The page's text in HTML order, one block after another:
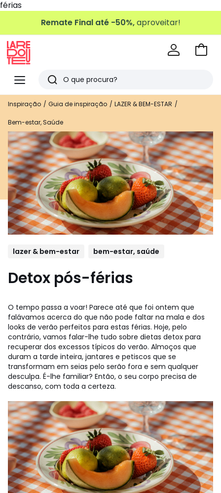
férias
Remate Final até -50%,aproveitar!
Menu
Redoute
Pesquisar
Últimos
vistos
Ir
Inspiração Guia de inspiração LAZER & BEM-ESTAR
Bem-estar, Saúde
lazer & bem-estar bem-estar, saúde
Detox pós-férias
O tempo passa a voar! Parece até que foi ontem que
falávamos acerca do que não pode faltar na mala e dos
looks de verão perfeitos para estas férias. Hoje, pelo
contrário, vamos falar-lhe tudo sobre dietas detox para
recuperar dos excessos típicos do verão. Almoços que
duram a tarde inteira, jantares e petiscos que se
transformam em seias pelo serão fora e sem qualquer
desculpa. É-lhe familiar? Então, o seu corpo precisa de
descanso, com toda a certeza.